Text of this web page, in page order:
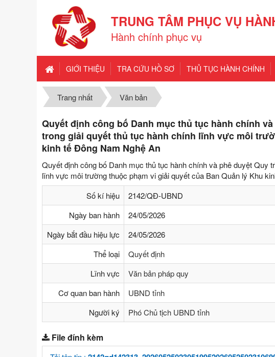
TRUNG TÂM PHỤC VỤ
Hành chính phục vụ
GIỚI THIỆU TRA CỨU HỒ SƠ THỦ TỤC HÀNH CHÍNH
Trang nhất Văn bản
Quyết định công bố Danh mục thủ tục hành chính
trong giải quyết thủ tục hành chính lĩnh vực môi
kinh tế Đông Nam Nghệ An
Quyết định công bố Danh mục thủ tục hành chính và phê duyệt Quy
lĩnh vực môi trường thuộc phạm vi giải quyết của Ban Quản lý Khu
Số kí hiệu
2142/QĐ-UBND
Ngày ban hành
24/05/2026
Ngày bắt đầu hiệu lực
24/05/2026
Thể loại
Quyết định
Lĩnh vực
Văn bản pháp quy
Cơ quan ban hành
UBND tỉnh
Người ký
Phó Chủ tịch UBND tỉnh
File đính kèm